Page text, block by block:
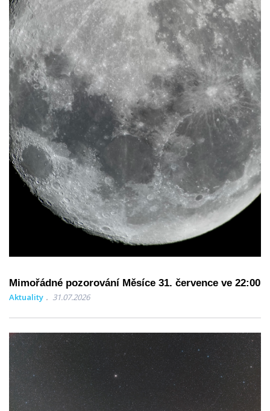
Mimořádné pozorování Měsíce 31. července ve 22:00
Aktuality 31.07.2026